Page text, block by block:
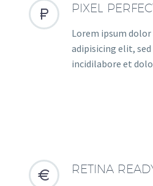

 PIXEL
Lorem ipsum
adipisicing elit,
incidilabore et

 RETINA